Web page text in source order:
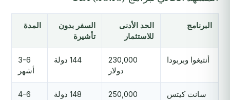
البرنامج
الحد الأدنى
للاستثمار
السفر بدون
تأشيرة
المدة
أنتيغوا وبربودا
230,000
دولار
144 دولة
3-6
أشهر
سانت كيتس
250,000
148 دولة
4-6